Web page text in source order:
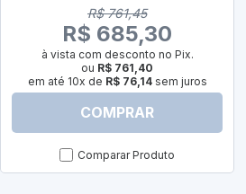
R$ 761,45
R$ 685,30
à vista com desconto no Pix.
ou R$ 761,40
em até 10x de R$ 76,14sem juros
COMPRAR
Comparar Produto